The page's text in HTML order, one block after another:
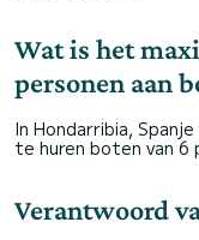
Wat is het
personen aan
In Hondarribia,
te huren boten van
Verantwoord